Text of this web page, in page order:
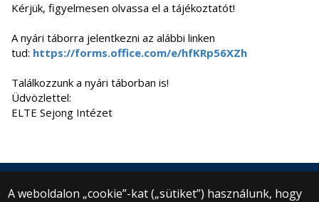
Kérjük, figyelmesen olvassa el a tájékoztatót!
A nyári táborra jelentkezni az alábbi linken
tud: https://forms.office.com/e/hfKRp56XZh
Találkozzunk a nyári táborban is!
Üdvözlettel:
ELTE Sejong Intézet
A weboldalon „cookie”-kat („sütiket”) használunk, hogy